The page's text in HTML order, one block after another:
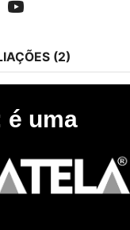
Youtube
(2)
é uma